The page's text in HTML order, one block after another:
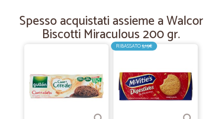
Domenica M.
la varietà dei prodotti, i loro prezzi e la celerità nella consegna
Spesso acquistati assieme a Walcor
Biscotti Miraculous 200 gr.
RIBASSATO5,15€